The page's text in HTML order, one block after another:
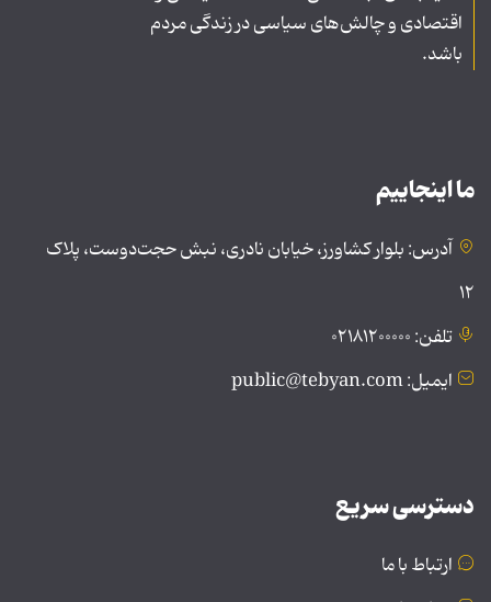
اقتصادی و چالش‌های سیاسی در زندگی مردم
باشد.
ما اینجاییم
آدرس: بلوار کشاورز، خیابان نادری، نبش حجت‌دوست، پلاک
۱۲
تلفن: ۰۲۱۸۱۲۰۰۰۰۰
ایمیل: public@tebyan.com
دسترسی سریع
ارتباط با ما